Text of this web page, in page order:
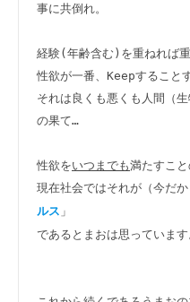
事に共倒れ。
経験(年齢含む)を重ねれば
性欲が一番、Keepすること
それは良くも悪くも人間（
の果て…
性欲をいつまでも満たすこと
現在社会ではそれが（今だ
ルス 」
であるとまおは思っています